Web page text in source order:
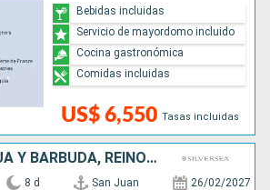
US$ 6,550 Tasas incluidas
Bebidas incluidas
Servicio de mayordomo incluido
Cocina gastronómica
Comidas incluidas
FRANCIA, ANTIGUA Y BARBUDA, REINO UNIDO, PUERTO RICO
8 d San Juan 26/02/2027